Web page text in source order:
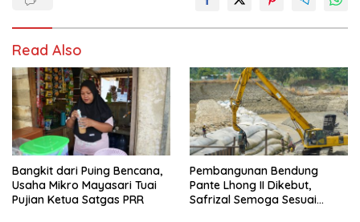
Read Also
Bangkit dari Puing Bencana,
Usaha Mikro Mayasari Tuai
Pujian Ketua Satgas PRR
Pembangunan Bendung
Pante Lhong II Dikebut,
Safrizal Semoga Sesuai